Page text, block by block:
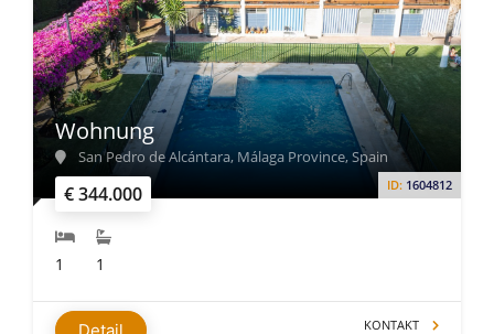
€ 344.000 ID: 1604812
Wohnung
San Pedro de Alcántara, Málaga Province, Spain
1 1
KONTAKT